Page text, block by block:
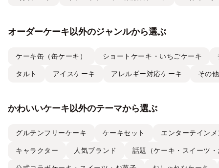
オーダーケーキ以外のジャンルから選ぶ
ケーキ缶（缶ケーキ） ショートケーキ・いちごケーキ
タルト アイスケーキ アレルギー対応ケーキ その
かわいいケーキ以外のテーマから選ぶ
グルテンフリーケーキ ケーキセット エンターテイン
キャラクター 人気ブランド 話題（ケーキ・スイーツ